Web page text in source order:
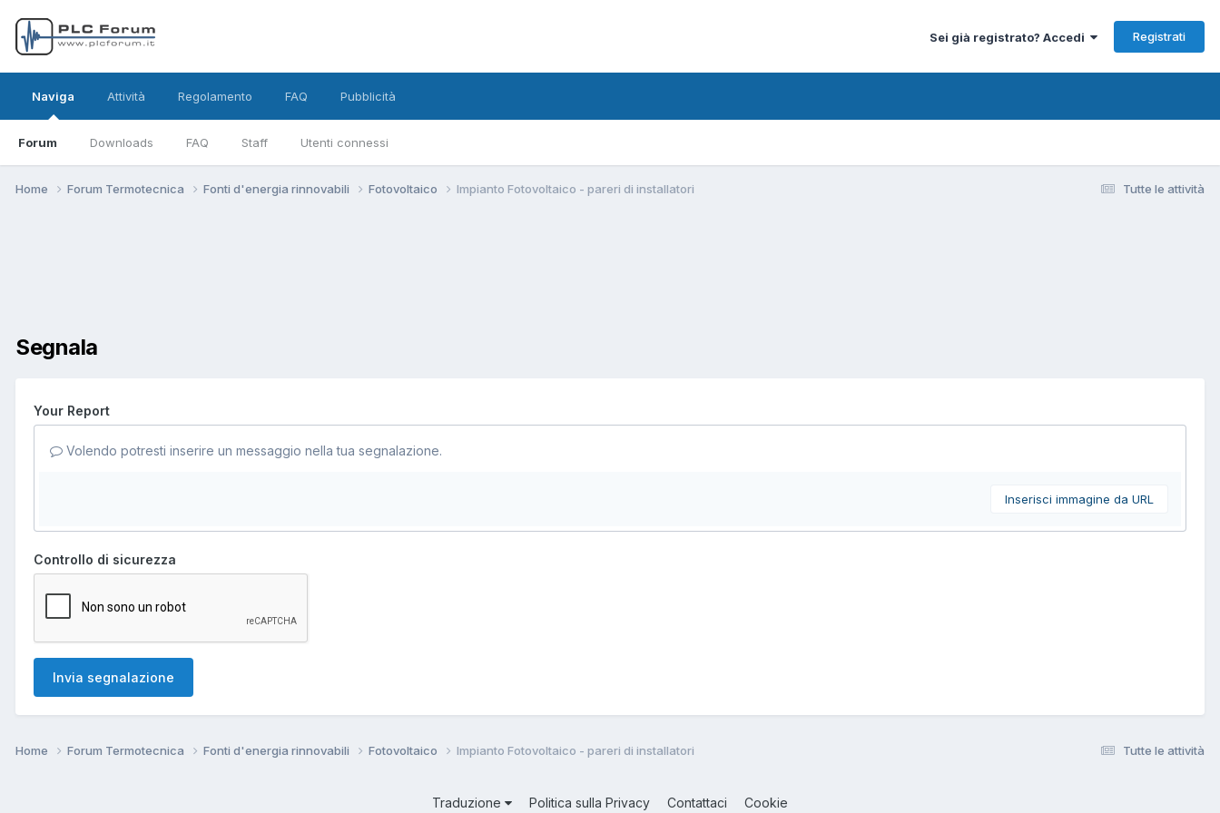
Sei già registrato? Accedi Registrati
Naviga
Forum Downloads FAQ Staff Utenti connessi
Attività Regolamento FAQ Pubblicità
Tutte le attività
Home Forum Termotecnica Fonti d'energia rinnovabili Fotovoltaico Impianto Fotovoltaico - pareri di installatori
Segnala
Your Report
Volendo potresti inserire un messaggio nella tua segnalazione.
Inserisci immagine da URL
Controllo di sicurezza
Invia segnalazione
Tutte le attività
Home Forum Termotecnica Fonti d'energia rinnovabili Fotovoltaico Impianto Fotovoltaico - pareri di installatori
Traduzione Politica sulla Privacy Contattaci Cookie